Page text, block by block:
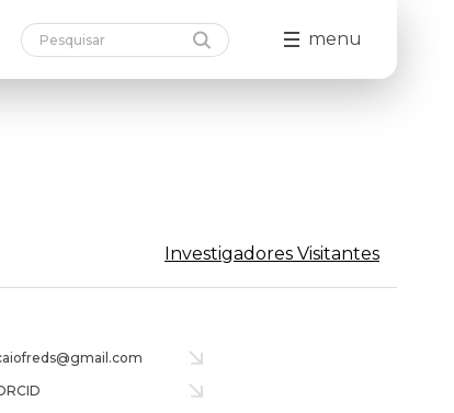
menu
Investigadores Visitantes